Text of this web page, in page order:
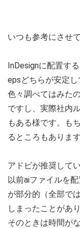
いつも参考にさせ
InDesignに配置す
epsどちらが安定し
色々調べてはみた
ですし、実際社内
もある様です。も
るところもありま
アドビが推奨して
以前aiファイルを
が部分的（全部で
しまったことがあ
そのときは時間が